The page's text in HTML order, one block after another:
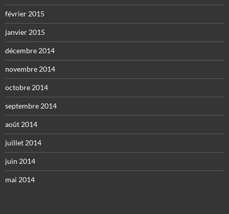
février 2015
janvier 2015
décembre 2014
novembre 2014
octobre 2014
septembre 2014
août 2014
juillet 2014
juin 2014
mai 2014